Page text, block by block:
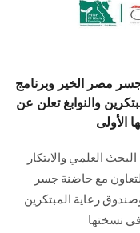
مصر الخير وبرنامج
والنوابغ تعلن عن
الأولى
العلمي والابتكار
مع حاضنة جسر
رعاية المبتكرين
في نسختها